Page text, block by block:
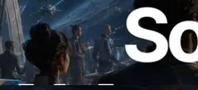
RPC Solana compatible
les agents IA paient à la
dont ils ont besoin